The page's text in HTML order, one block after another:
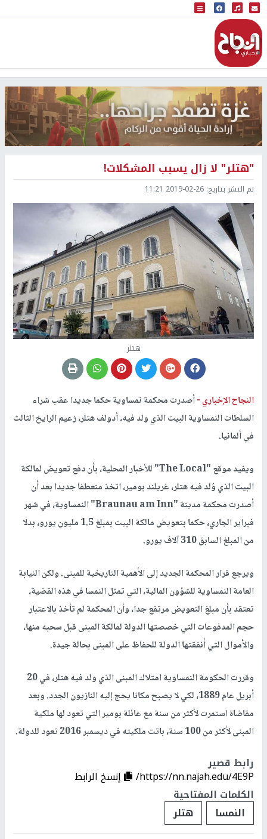
البث المباشر
إذاعة النجاح
"هتلر" لا زال يسبب المشكلات!
تم النشر بتاريخ: 2019-02-26 11:21
هتلر
النجاح الإخباري -أصدرت محكمة نمساوية حكما جديدا عقب شراء
السلطات النمساوية البيت الذي ولد فيه، أدولف هتلر، زعيم الرايخ الثالث
في ألمانيا.
ويفيد موقع "The Local" للأخبار المحلية، بأن دفع تعويض لمالكة
البيت الذي وُلد فيه هتلر، غريلند بومير، اتخذ منعطفا جديدا بعد أن
أصدرت محكمة مدينة "Braunau am Inn" النمساوية، في شهر
فبراير الجاري، حكما بتعويض مالكة البيت بمبلغ 1.5 مليون يورو، بدلا
من المبلغ السابق 310 آلاف يورو.
ويرجع قرار المحكمة الجديد إلى الأهمية التاريخية للمبنى. ولكن النيابة
العامة النمساوية للشؤون المالية، التي تمثل النمسا في هذه القضية،
تعتقد بأن مبلغ التعويض مرتفع جدا، وأن المحكمة لم تأخذ بالاعتبار
حجم المدفوعات التي خصصتها الدولة لمالكة المبنى قبل سحبه منها،
والأموال التي أنفقتها الدولة للحفاظ على المبنى بحالة جيدة.
وقررت الحكومة النمساوية امتلاك المبنى الذي ولد فيه هتلر، في 20
أبريل عام 1889، لكي لا يصبح مكانا يحج إليه النازيون الجدد. وبعد
مقاضاة استمرت لأكثر من سنة مع عائلة بومير التي تعود لها ملكية
المبنى لأكثر من 100 سنة، باتت ملكيته في ديسمبر 2016 تعود للدولة.
رابط قصير
https://nn.najah.edu/4E9P/
إنسخ الرابط
الكلمات المفتاحية
النمسا
هتلر